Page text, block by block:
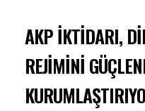
AKP İKTİDARI,
REJİMİNİ